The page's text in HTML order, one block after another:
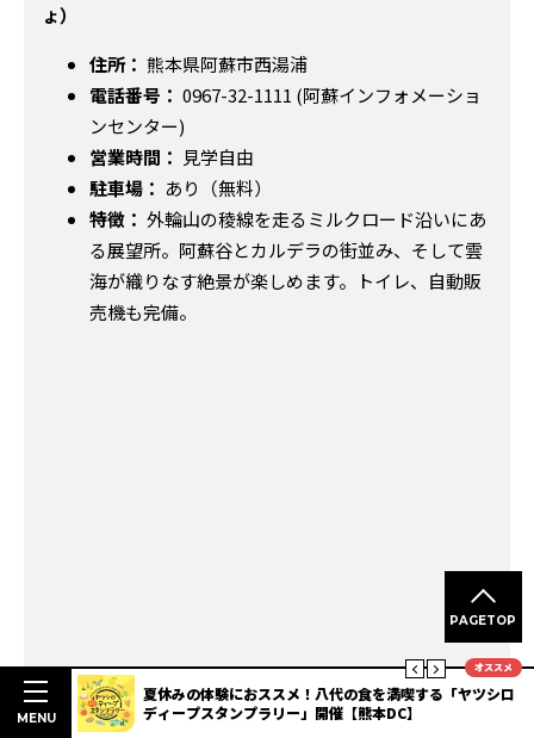
ょ）
住所： 熊本県阿蘇市西湯浦
電話番号： 0967-32-1111 (阿蘇インフォメーショ
ンセンター)
営業時間： 見学自由
駐車場： あり（無料）
特徴： 外輪山の稜線を走るミルクロード沿いにあ
る展望所。阿蘇谷とカルデラの街並み、そして雲
海が織りなす絶景が楽しめます。トイレ、自動販
売機も完備。
PAGETOP
オススメ
ツシロ
【2026年最新】夏の天草を満喫！さざ波フェスタ＆天草ほ
んどハイヤ祭り花火大会と周辺の絶景展望スポット
MENU